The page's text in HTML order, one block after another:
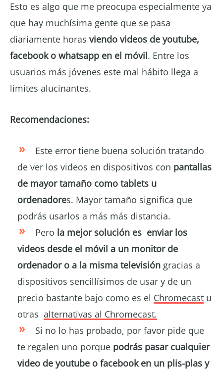
Esto es algo que me preocupa especialmente ya
que hay muchísima gente que se pasa
diariamente horas viendo videos de youtube,
facebook o whatsapp en el móvil. Entre los
usuarios más jóvenes este mal hábito llega a
límites alucinantes.
Recomendaciones:
Este error tiene buena solución tratando
de ver los videos en dispositivos con pantallas
de mayor tamaño como tablets u
ordenadores. Mayor tamaño significa que
podrás usarlos a más más distancia.
Pero la mejor solución es enviar los
videos desde el móvil a un monitor de
ordenador o a la misma televisión gracias a
dispositivos sencillísimos de usar y de un
precio bastante bajo como es el Chromecast u
otras alternativas al Chromecast.
Si no lo has probado, por favor pide que
te regalen uno porque podrás pasar cualquier
video de youtube o facebook en un plis-plas y